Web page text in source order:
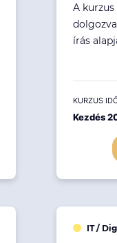
A
írás
KURZUS
Kezdés
IT /